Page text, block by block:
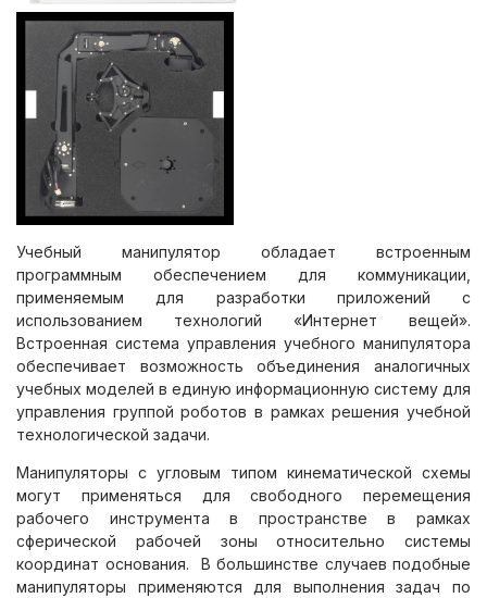
Учебный манипулятор обладает встроенным
программным обеспечением для коммуникации,
применяемым для разработки приложений с
использованием технологий «Интернет вещей».
Встроенная система управления учебного манипулятора
обеспечивает возможность объединения аналогичных
учебных моделей в единую информационную систему для
управления группой роботов в рамках решения учебной
технологической задачи.
Манипуляторы с угловым типом кинематической схемы
могут применяться для свободного перемещения
рабочего инструмента в пространстве в рамках
сферической рабочей зоны относительно системы
координат основания. В большинстве случаев подобные
манипуляторы применяются для выполнения задач по